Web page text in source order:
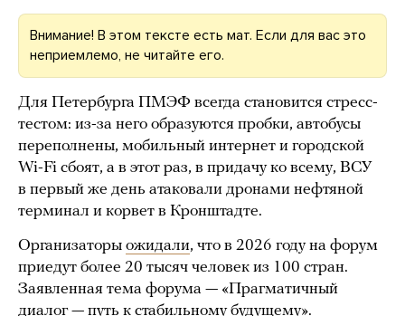
Внимание! В этом тексте есть мат. Если для вас это
неприемлемо, не читайте его.
Для Петербурга ПМЭФ всегда становится стресс-
тестом: из-за него образуются пробки, автобусы
переполнены, мобильный интернет и городской
Wi-Fi сбоят, а в этот раз, в придачу ко всему, ВСУ
в первый же день атаковали дронами нефтяной
терминал и корвет в Кронштадте.
Организаторы ожидали, что в 2026 году на форум
приедут более 20 тысяч человек из 100 стран.
Заявленная тема форума — «Прагматичный
диалог — путь к стабильному будущему».